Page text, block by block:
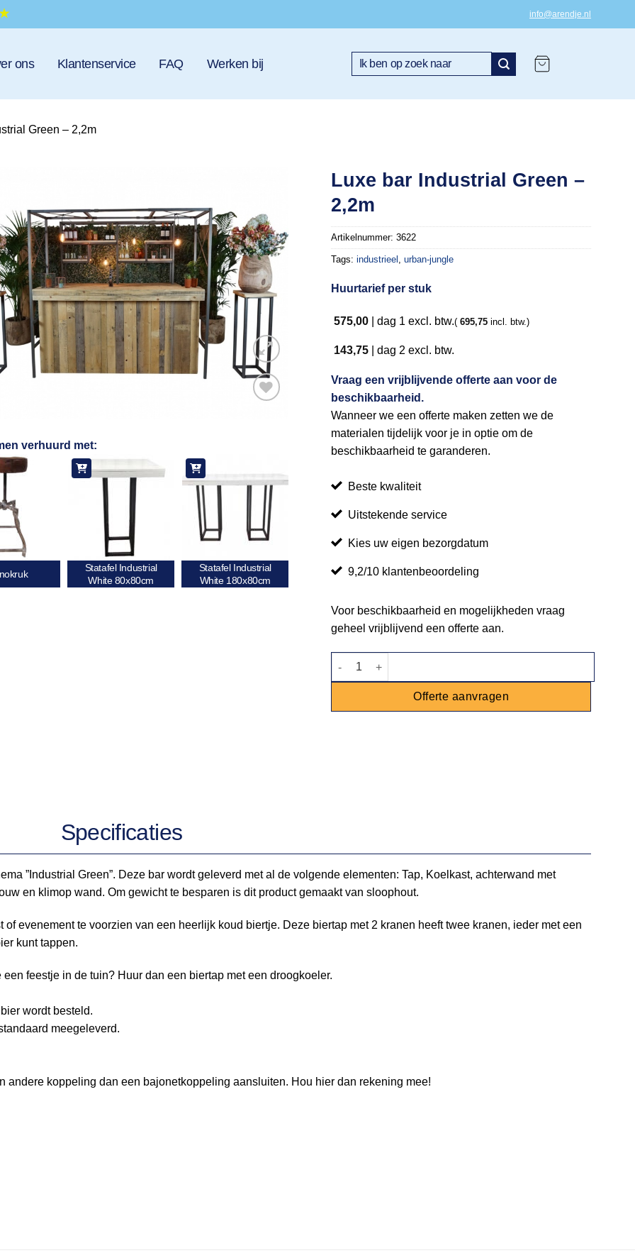
info@arendje.nl
ons Klantenservice FAQ Werken bij
Zoeken
Green – 2,2m
verhuurd met:
Statafel Industrial
White 80x80cm
Statafel Industrial
White 180x80cm
Luxe bar Industrial Green –
2,2m
Artikelnummer:3622
Tags:industrieel ,urban-jungle
Huurtarief per stuk
575,00 |dag 1 excl. btw.( 695,75 incl. btw.)
143,75 |dag 2 excl. btw.
Vraag een vrijblijvende offerte aan voor de
beschikbaarheid.
Wanneer we een offerte maken zetten we de
materialen tijdelijk voor je in optie om de
beschikbaarheid te garanderen.
Beste kwaliteit
Uitstekende service
Kies uw eigen bezorgdatum
9,2/10 klantenbeoordeling
Voor beschikbaarheid en mogelijkheden vraag
geheel vrijblijvend een offerte aan.
Luxe bar Industrial Green - 2,2m aantal
Offerte aanvragen
Specificaties
”Industrial Green”. Deze bar wordt geleverd met al de volgende elementen: Tap, Koelkast, achterwand met
en klimop wand. Om gewicht te besparen is dit product gemaakt van sloophout.
evenement te voorzien van een heerlijk koud biertje. Deze biertap met 2 kranen heeft twee kranen, ieder met een
kunt tappen.
feestje in de tuin? Huur dan een biertap met een droogkoeler.
wordt besteld.
meegeleverd.
andere koppeling dan een bajonetkoppeling aansluiten. Hou hier dan rekening mee!